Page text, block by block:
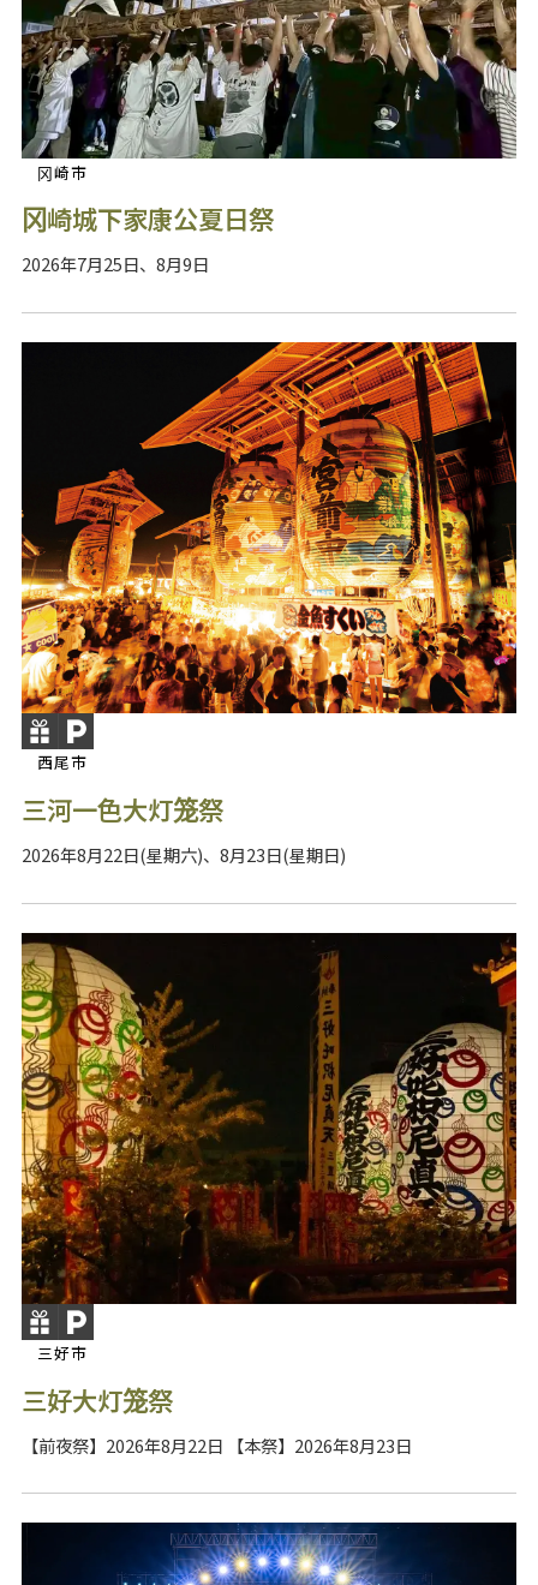
冈崎市
冈崎城下家康公夏日祭
2026年7月25日、8月9日
西尾市
三河一色大灯笼祭
2026年8月22日(星期六)、8月23日(星期日)
三好市
三好大灯笼祭
【前夜祭】2026年8月22日 【本祭】2026年8月23日